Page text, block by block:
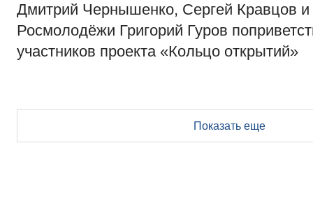
Дмитрий Чернышенко, Сергей Кравцов и
Росмолодёжи Григорий Гуров
участников проекта «Кольцо открытий»
Показать еще